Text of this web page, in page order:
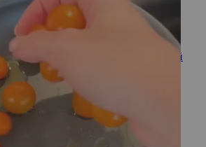
знаменитости с идеальной фигурой